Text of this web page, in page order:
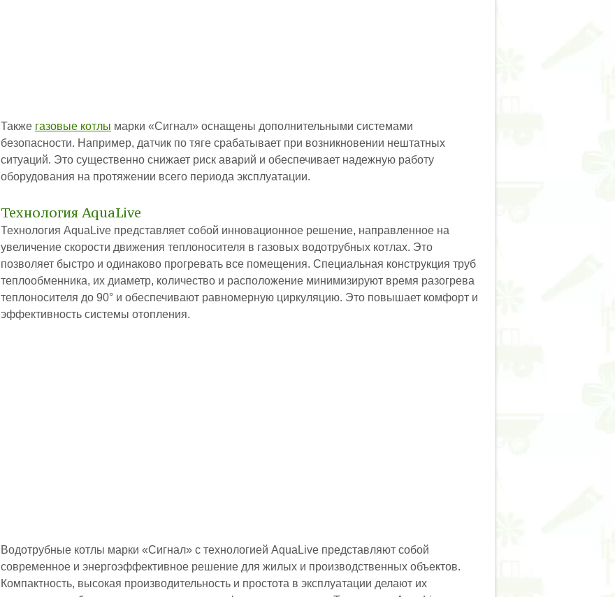
Также газовые котлы марки «Сигнал» оснащены дополнительными системами
безопасности. Например, датчик по тяге срабатывает при возникновении нештатных
ситуаций. Это существенно снижает риск аварий и обеспечивает надежную работу
оборудования на протяжении всего периода эксплуатации.
Технология AquaLive
Технология AquaLive представляет собой инновационное решение, направленное на
увеличение скорости движения теплоносителя в газовых водотрубных котлах. Это
позволяет быстро и одинаково прогревать все помещения. Специальная конструкция труб
теплообменника, их диаметр, количество и расположение минимизируют время разогрева
теплоносителя до 90° и обеспечивают равномерную циркуляцию. Это повышает комфорт и
эффективность системы отопления.
Водотрубные котлы марки «Сигнал» с технологией AquaLive представляют собой
современное и энергоэффективное решение для жилых и производственных объектов.
Компактность, высокая производительность и простота в эксплуатации делают их